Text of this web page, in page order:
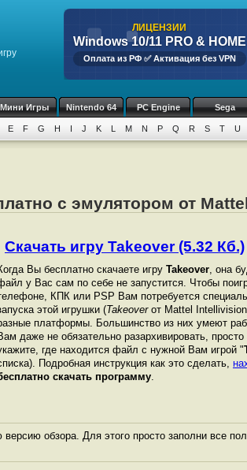
ЛИЦЕНЗИИ
Windows 10/11 PRO & HOME
Оплата из РФ ✅ Активация без VPN
Мини Игры Nintendo 64 PC Engine Sega
E F G H I J K L M N P Q R S T U
с эмулятором от
Скачать игру Takeover (5.32 Кб.)
Вы бесплатно скачаете игру Takeover, она
у Вас сам по себе не запустится. Чтобы
КПК или PSP Вам потребуется
этой игрушки (Takeoverот Mattel
платформы. Большинство из них умеют
даже не обязательно разархивировать,
где находится файл с нужной Вам игрой "
Подробная инструкция как это сделать,
скачать программу.
обзора. Для этого просто заполни все